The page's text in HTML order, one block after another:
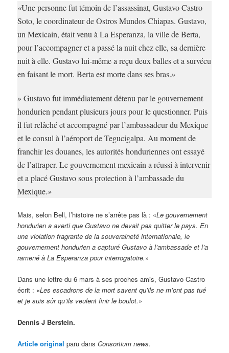
«Une personne fut témoin de l’assassinat, Gustavo Castro
Soto, le coordinateur de Ostros Mundos Chiapas. Gustavo,
un Mexicain, était venu à La Esperanza, la ville de Berta,
pour l’accompagner et a passé la nuit chez elle, sa dernière
nuit à elle. Gustavo lui-même a reçu deux balles et a survécu
en faisant le mort. Berta est morte dans ses bras.»
» Gustavo fut immédiatement détenu par le gouvernement
hondurien pendant plusieurs jours pour le questionner. Puis
il fut relâché et accompagné par l’ambassadeur du Mexique
et le consul à l’aéroport de Tegucigalpa. Au moment de
franchir les douanes, les autorités honduriennes ont essayé
de l’attraper. Le gouvernement mexicain a réussi à intervenir
et a placé Gustavo sous protection à l’ambassade du
Mexique.»
Mais, selon Bell, l’histoire ne s’arrête pas là : «Le gouvernement
hondurien a averti que Gustavo ne devait pas quitter le pays. En
une violation fragrante de la souveraineté internationale, le
gouvernement hondurien a capturé Gustavo à l’ambassade et l’a
ramené à La Esperanza pour interrogatoire.»
Dans une lettre du 6 mars à ses proches amis, Gustavo Castro
écrit : «Les escadrons de la mort savent qu’ils ne m’ont pas tué
et je suis sûr qu’ils veulent finir le boulot.»
Dennis J Berstein.
Article original paru dansConsortium news.